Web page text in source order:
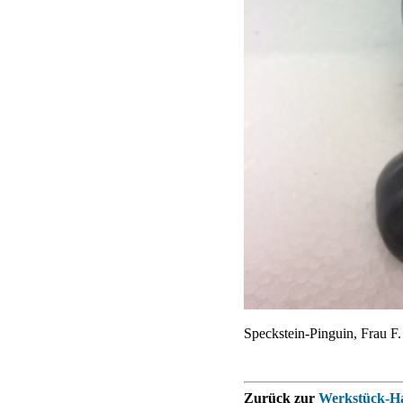
Speckstein-Pinguin, Frau F.
Zurück zur Werkstück-